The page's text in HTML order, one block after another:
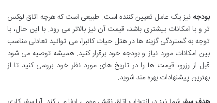
بودجه نیز یک عامل تعیین کننده است. طبیعی است که هرچه اتاق لوکس
تر و با امکانات بیشتری باشد، قیمت آن نیز بالاتر می رود. با این حال، با
توجه به گستردگی گزینه ها در هتل حیات کانبرا، می توانید تعادلی مناسب
بین امکانات مورد نیاز و بودجه خود برقرار کنید. همیشه توصیه می شود
قبل از رزرو، قیمت ها را در تاریخ های مورد نظر خود بررسی کنید تا از
بهترین پیشنهادات بهره مند شوید.